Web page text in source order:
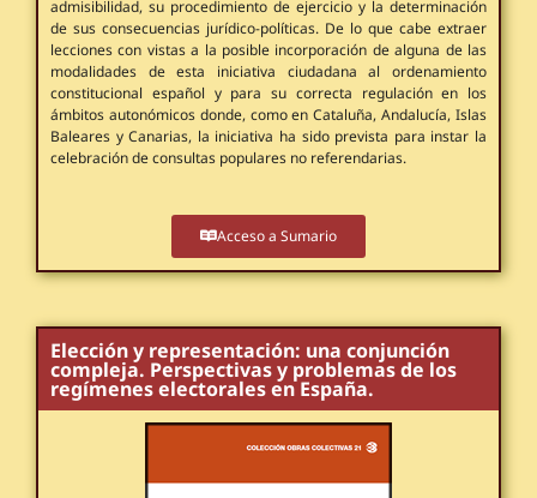
admisibilidad, su procedimiento de ejercicio y la determinación
de sus consecuencias jurídico-políticas. De lo que cabe extraer
lecciones con vistas a la posible incorporación de alguna de las
modalidades de esta iniciativa ciudadana al ordenamiento
constitucional español y para su correcta regulación en los
ámbitos autonómicos donde, como en Cataluña, Andalucía, Islas
Baleares y Canarias, la iniciativa ha sido prevista para instar la
celebración de consultas populares no referendarias.
Acceso a Sumario
Elección y representación: una conjunción
compleja. Perspectivas y problemas de los
regímenes electorales en España.